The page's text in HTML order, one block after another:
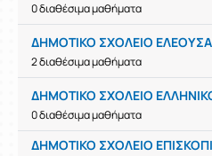
0 διαθέσιμα μαθήματα
ΔΗΜΟΤΙΚΟ ΣΧΟΛΕΙΟ
2 διαθέσιμα μαθήματα
ΔΗΜΟΤΙΚΟ ΣΧΟΛΕΙΟ
0 διαθέσιμα μαθήματα
ΔΗΜΟΤΙΚΟ ΣΧΟΛΕΙΟ